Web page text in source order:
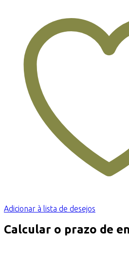
Adicionar à lista de desejos
Calcular o prazo de